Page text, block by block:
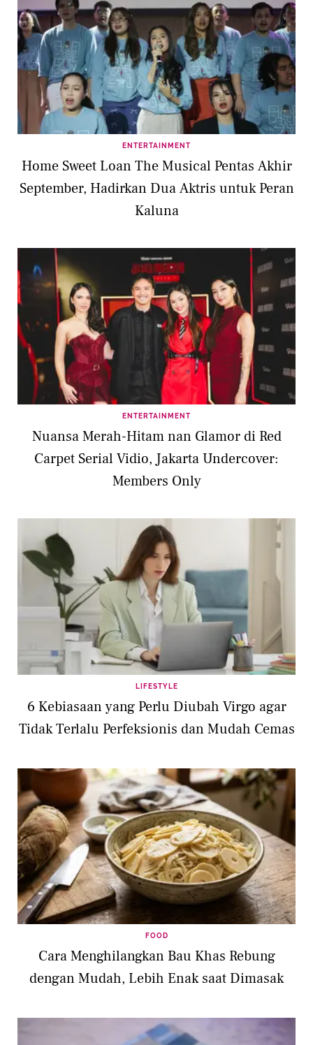
ENTERTAINMENT
Home Sweet Loan The Musical Pentas Akhir
September, Hadirkan Dua Aktris untuk Peran
Kaluna
ENTERTAINMENT
Nuansa Merah-Hitam nan Glamor di Red
Carpet Serial Vidio, Jakarta Undercover:
Members Only
LIFESTYLE
6 Kebiasaan yang Perlu Diubah Virgo agar
Tidak Terlalu Perfeksionis dan Mudah Cemas
FOOD
Cara Menghilangkan Bau Khas Rebung
dengan Mudah, Lebih Enak saat Dimasak